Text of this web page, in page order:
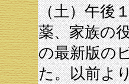
（土）午後
薬、家族の
の最新版の
た。以前よ